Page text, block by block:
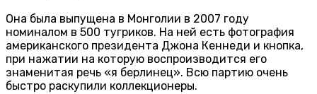
Она была выпущена в Монголии в 2007 году
номиналом в 500 тугриков. На ней есть фотография
американского президента Джона Кеннеди и кнопка,
при нажатии на которую воспроизводится его
знаменитая речь «я берлинец». Всю партию очень
быстро раскупили коллекционеры.